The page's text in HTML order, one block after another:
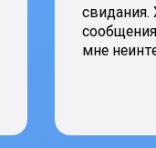
свидания.
мне